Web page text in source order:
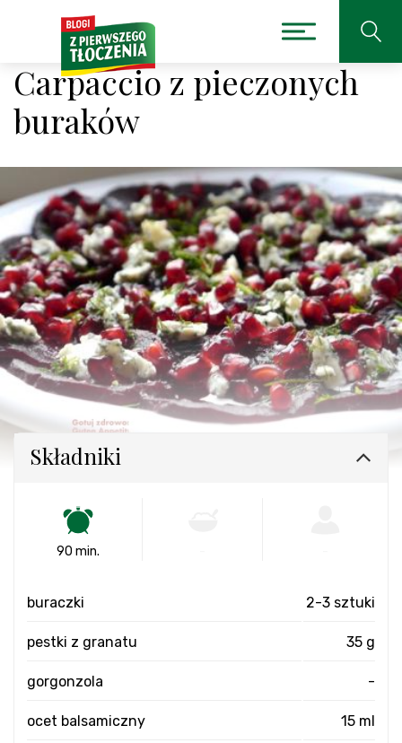
Carpaccio z pieczonych
buraków
Składniki
90 min.
buraczki 2-3 sztuki
pestki z granatu 35 g
gorgonzola -
ocet balsamiczny 15 ml